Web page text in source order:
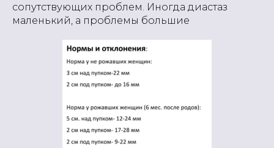
сопутствующих проблем. Иногда диастаз
маленький, а проблемы большие